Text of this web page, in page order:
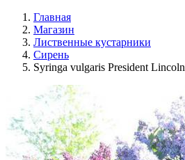
Главная
Магазин
Лиственные кустарники
Сирень
Syringa vulgaris President Lincoln